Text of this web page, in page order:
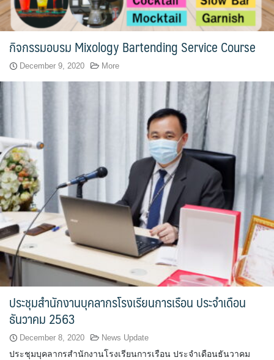
คำสั่งแต่งตั้งคณะกรรมการด้านต่าง ๆ
คู่มือนักศึกษา
จำนวนบุคลากรและนักศึกษาโรงเรียนการเรือน
ทิศทางการดำเนินงานของมหาวิทยาลัยสวนดุสิต
ทุนการศึกษา
นักศึกษา
บันทึกเทปกิจกรรม
บุคลากรสายวิชาการ
บุคลากรสายสนับสนุนวิชาการ
ประวัติ วิสัยทัศน์ พันธกิจ โรงเรียนการเรือน
กิจกรรมอบรม Mixology Bartending Service Course
December 9, 2020 More
ประชุมสำนักงานบุคลากรโรงเรียนการเรือน ประจำเดือน
ธันวาคม 2563
December 8, 2020 News Update
ประชุมบุคลากรสำนักงานโรงเรียนการเรือน ประจำเดือนธันวาคม